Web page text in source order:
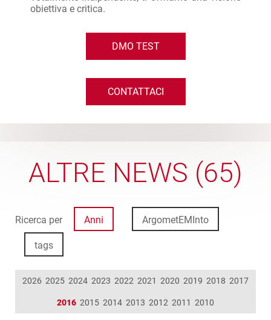
obiettiva e critica.
DMO TEST
CONTATTACI
ALTRE NEWS (65)
Ricerca per Anni ArgometEMInto
tags
2026 2025 2024 2023 2022 2021 2020 2019 2018 2017
2016 2015 2014 2013 2012 2011 2010